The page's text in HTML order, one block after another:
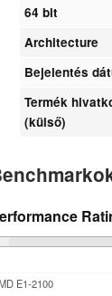
64 bit
Architecture
Bejelentés
Termék
(külső)
E1-2100